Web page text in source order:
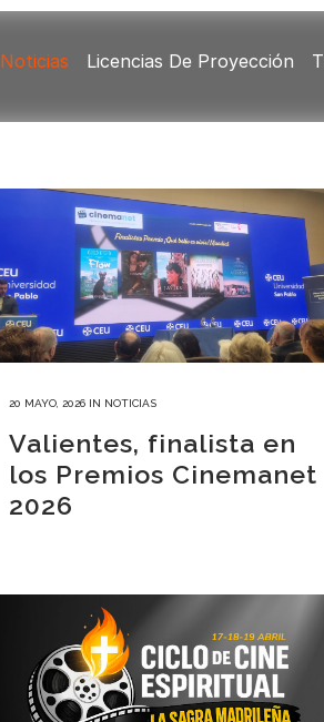
Noticias Licencias De Proyección
20 MAYO, 2026 IN NOTICIAS
Valientes, finalista en
los Premios Cinemanet
2026